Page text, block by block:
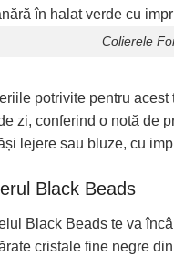
Colierele
potrivite pentru
zi, conferind o notă de
lejere sau bluze, cu
Black Beads
Black Beads te va
cristale fine negre